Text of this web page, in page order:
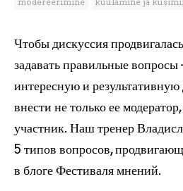
Чтобы дискуссия
задавать правильные вопросы
интересную и
внести не только ее
участник. Наш тренер
5 типов вопросов,
в блоге Фестиваля мнений.